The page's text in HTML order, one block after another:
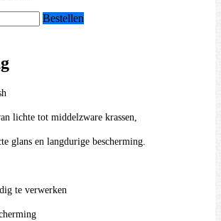
Bestellen
lichte tot middelzware krassen,
glans en langdurige bescherming.
te verwerken